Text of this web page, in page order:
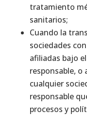
tratamiento
sanitarios;
Cuando la
sociedades
afiliadas bajo
responsable, o
cualquier
responsable
procesos y